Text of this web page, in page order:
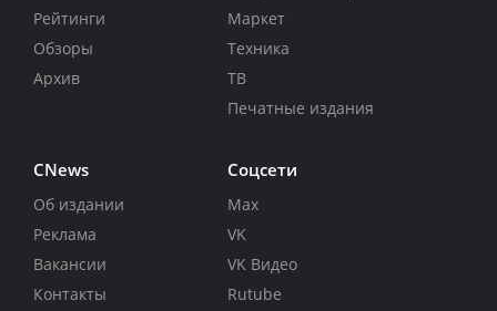
Рейтинги
Обзоры
Архив
Маркет
Техника
ТВ
Печатные издания
CNews
Об издании
Реклама
Вакансии
Контакты
Соцсети
Max
VK
VK Видео
Rutube